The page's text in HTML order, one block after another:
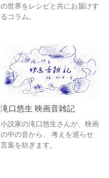
の世界をレシピと共にお届けす
るコラム。
滝口悠生 映画音雑記
小説家の滝口悠生さんが、映画
の中の音から、 考えを巡らせ
言葉を紡ぎます。